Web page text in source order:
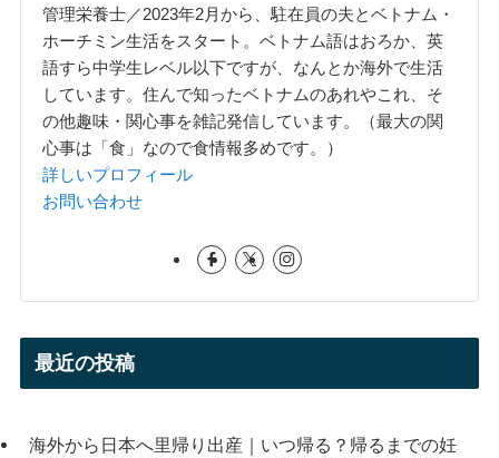
管理栄養士／2023年2月から、駐在員の夫とベトナム・
ホーチミン生活をスタート。ベトナム語はおろか、英
語すら中学生レベル以下ですが、なんとか海外で生活
しています。住んで知ったベトナムのあれやこれ、そ
の他趣味・関心事を雑記発信しています。（最大の関
心事は「食」なので食情報多めです。）
詳しいプロフィール
お問い合わせ
最近の投稿
海外から日本へ里帰り出産｜いつ帰る？帰るまでの妊